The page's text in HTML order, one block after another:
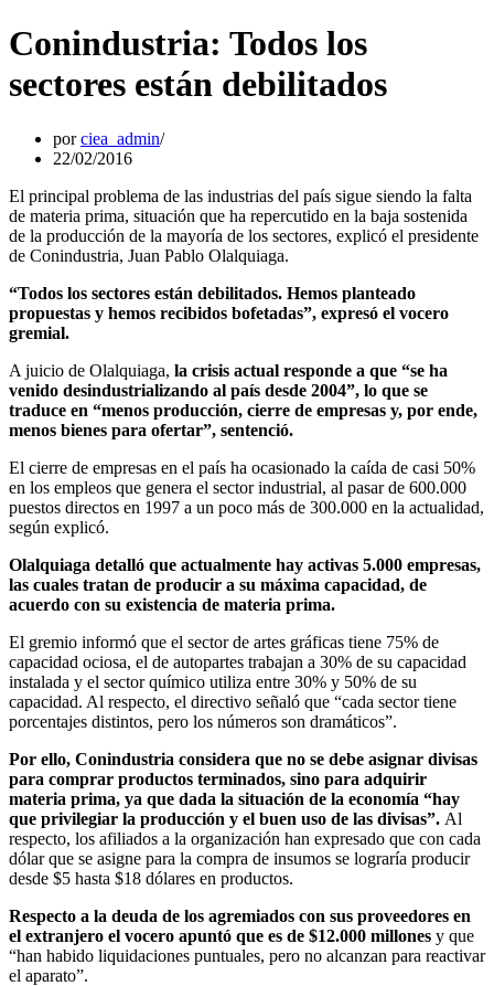
Conindustria: Todos los
sectores están debilitados
porciea_admin
22/02/2016
El principal problema de las industrias del país sigue siendo la falta
de materia prima, situación que ha repercutido en la baja sostenida
de la producción de la mayoría de los sectores, explicó el presidente
de Conindustria, Juan Pablo Olalquiaga.
“Todos los sectores están debilitados. Hemos planteado
propuestas y hemos recibidos bofetadas”, expresó el vocero
gremial.
A juicio de Olalquiaga, la crisis actual responde a que “se ha
venido desindustrializando al país desde 2004”, lo que se
traduce en “menos producción, cierre de empresas y, por ende,
menos bienes para ofertar”, sentenció.
El cierre de empresas en el país ha ocasionado la caída de casi 50%
en los empleos que genera el sector industrial, al pasar de 600.000
puestos directos en 1997 a un poco más de 300.000 en la actualidad,
según explicó.
Olalquiaga detalló que actualmente hay activas 5.000 empresas,
las cuales tratan de producir a su máxima capacidad, de
acuerdo con su existencia de materia prima.
El gremio informó que el sector de artes gráficas tiene 75% de
capacidad ociosa, el de autopartes trabajan a 30% de su capacidad
instalada y el sector químico utiliza entre 30% y 50% de su
capacidad. Al respecto, el directivo señaló que “cada sector tiene
porcentajes distintos, pero los números son dramáticos”.
Por ello, Conindustria considera que no se debe asignar divisas
para comprar productos terminados, sino para adquirir
materia prima, ya que dada la situación de la economía “hay
que privilegiar la producción y el buen uso de las divisas”. Al
respecto, los afiliados a la organización han expresado que con cada
dólar que se asigne para la compra de insumos se lograría producir
desde $5 hasta $18 dólares en productos.
Respecto a la deuda de los agremiados con sus proveedores en
el extranjero el vocero apuntó que es de $12.000 millones y que
“han habido liquidaciones puntuales, pero no alcanzan para reactivar
el aparato”.